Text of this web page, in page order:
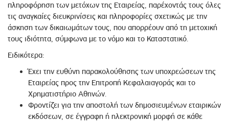
πληροφόρηση των μετόχων της Εταιρείας, παρέχοντάς τους όλες
τις αναγκαίες διευκρινίσεις και πληροφορίες σχετικώς με την
άσκηση των δικαιωμάτων τους, που απορρέουν από τη μετοχική
τους ιδιότητα, σύμφωνα με το νόμο και το Καταστατικό.
Ειδικότερα:
Έχει την ευθύνη παρακολούθησης των υποχρεώσεων της
Εταιρείας προς την Επιτροπή Κεφαλαιαγοράς και το
Χρηματιστήριο Αθηνών.
Φροντίζει για την αποστολή των δημοσιευμένων εταιρικών
εκδόσεων, σε έγγραφη ή ηλεκτρονική μορφή σε κάθε